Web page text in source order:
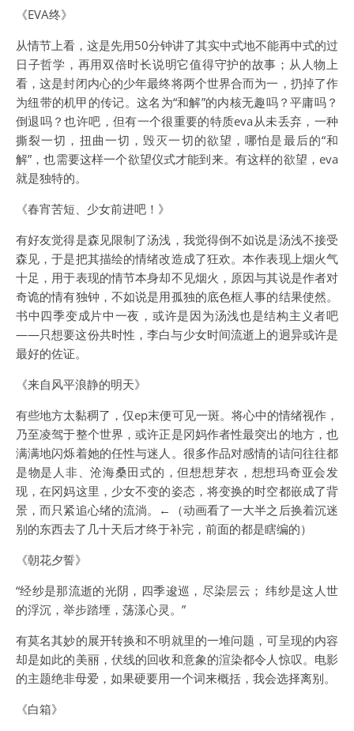
《EVA终》
从情节上看，这是先用50分钟讲了其实中式地不能再中式的过
日子哲学，再用双倍时长说明它值得守护的故事；从人物上
看，这是封闭内心的少年最终将两个世界合而为一，扔掉了作
为纽带的机甲的传记。这名为“和解”的内核无趣吗？平庸吗？
倒退吗？也许吧，但有一个很重要的特质eva从未丢弃，一种
撕裂一切，扭曲一切，毁灭一切的欲望，哪怕是最后的“和
解”，也需要这样一个欲望仪式才能到来。有这样的欲望，eva
就是独特的。
《春宵苦短、少女前进吧！》
有好友觉得是森见限制了汤浅，我觉得倒不如说是汤浅不接受
森见，于是把其描绘的情绪改造成了狂欢。本作表现上烟火气
十足，用于表现的情节本身却不见烟火，原因与其说是作者对
奇诡的情有独钟，不如说是用孤独的底色框人事的结果使然。
书中四季变成片中一夜，或许是因为汤浅也是结构主义者吧
——只想要这份共时性，李白与少女时间流逝上的迥异或许是
最好的佐证。
《来自风平浪静的明天》
有些地方太黏稠了，仅ep末便可见一斑。将心中的情绪视作，
乃至凌驾于整个世界，或许正是冈妈作者性最突出的地方，也
满满地闪烁着她的任性与迷人。很多作品对感情的诘问往往都
是物是人非、沧海桑田式的，但想想芽衣，想想玛奇亚会发
现，在冈妈这里，少女不变的姿态，将变换的时空都嵌成了背
景，而只紧追心绪的流淌。←（动画看了一大半之后换着沉迷
别的东西去了几十天后才终于补完，前面的都是瞎编的）
《朝花夕誓》
“经纱是那流逝的光阴，四季逡巡，尽染层云； 纬纱是这人世
的浮沉，举步踏堙，荡漾心灵。”
有莫名其妙的展开转换和不明就里的一堆问题，可呈现的内容
却是如此的美丽，伏线的回收和意象的渲染都令人惊叹。电影
的主题绝非母爱，如果硬要用一个词来概括，我会选择离别。
《白箱》